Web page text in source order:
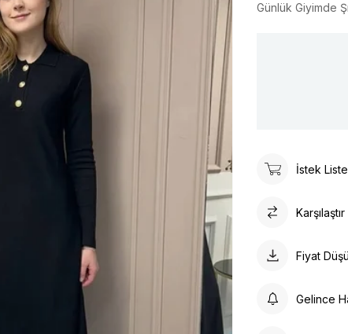
Günlük Giyimde
İstek
Karşılaştır
Fiyat
Gelince